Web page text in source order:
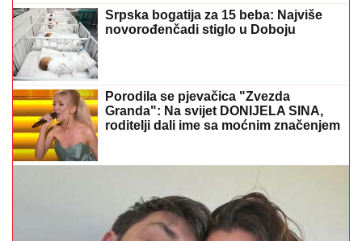
Srpska bogatija za 15 beba: Najviše
novorođenčadi stiglo u Doboju
Porodila se pjevačica "Zvezda
Granda": Na svijet DONIJELA SINA,
roditelji dali ime sa moćnim značenjem